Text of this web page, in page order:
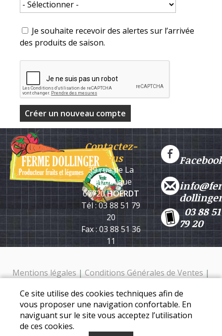
Je souhaite recevoir des alertes sur l’arrivée
des produits de saison.
Contactez-
nous
39 rue de La
République
67720HOERDT
Tél : 03 88 51 79
20
Fax : 03 88 51 36
11
03 88 51
79 20
Mentions légales | Conditions Générales de Ventes |
Ferme Dollinger - 39 rue de la république - 67720 Hoerdt -
Tél. : 03 88 51 79 20
Ce site utilise des cookies techniques afin de
vous proposer une navigation confortable. En
naviguant sur le site vous acceptez l’utilisation
de ces cookies.